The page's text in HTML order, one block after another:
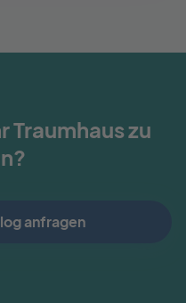
Traumhaus zu
anfragen